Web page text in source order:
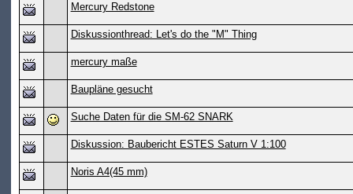
Mercury Redstone
Diskussionthread: Let's do the "M" Thing
mercury maße
Baupläne gesucht
Suche Daten für die SM-62 SNARK
Diskussion: Baubericht ESTES Saturn V 1:100
Noris A4(45 mm)